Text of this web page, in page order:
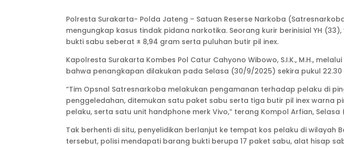
Polresta Surakarta- Polda Jateng – Satuan Reserse Narkoba
mengungkap kasus tindak pidana narkotika. Seorang kurir berinisial YH
bukti sabu seberat ± 8,94 gram serta puluhan butir pil inex.
Kapolresta Surakarta Kombes Pol Catur Cahyono Wibowo, S.I.K., M.H.,
bahwa penangkapan dilakukan pada Selasa (30/9/2025) sekira pukul 22.30
“Tim Opsnal Satresnarkoba melakukan pengamanan terhadap pelaku di
penggeledahan, ditemukan satu paket sabu serta tiga butir pil inex warna
pelaku, serta satu unit handphone merk Vivo,” terang Kompol Arfian, Selasa
Tak berhenti di situ, penyelidikan berlanjut ke tempat kos pelaku di wilayah
tersebut, polisi mendapati barang bukti berupa 17 paket sabu, alat hisap